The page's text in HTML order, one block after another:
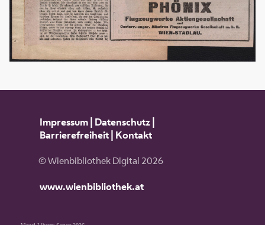
Impressum| Datenschutz|
Barrierefreiheit| Kontakt
© Wienbibliothek Digital 2026
www.wienbibliothek.at